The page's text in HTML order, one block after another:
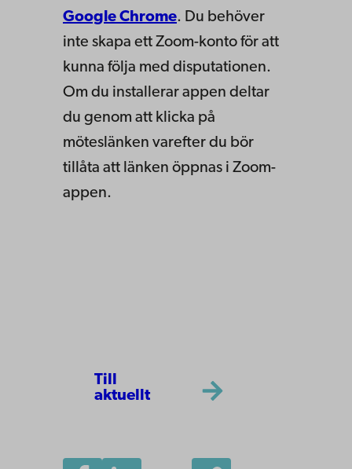
Google Chrome. Du behöver
inte skapa ett Zoom-konto för att
kunna följa med disputationen.
Om du installerar appen deltar
du genom att klicka på
möteslänken varefter du bör
tillåta att länken öppnas i Zoom-
appen.
Till
aktuellt